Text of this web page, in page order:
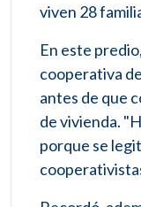
viven 28
En este
cooperativa
antes de que
de vivienda.
porque se